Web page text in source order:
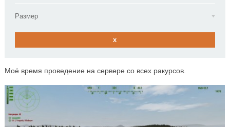
Размер
x
Моё время проведение на сервере со всех ракурсов.